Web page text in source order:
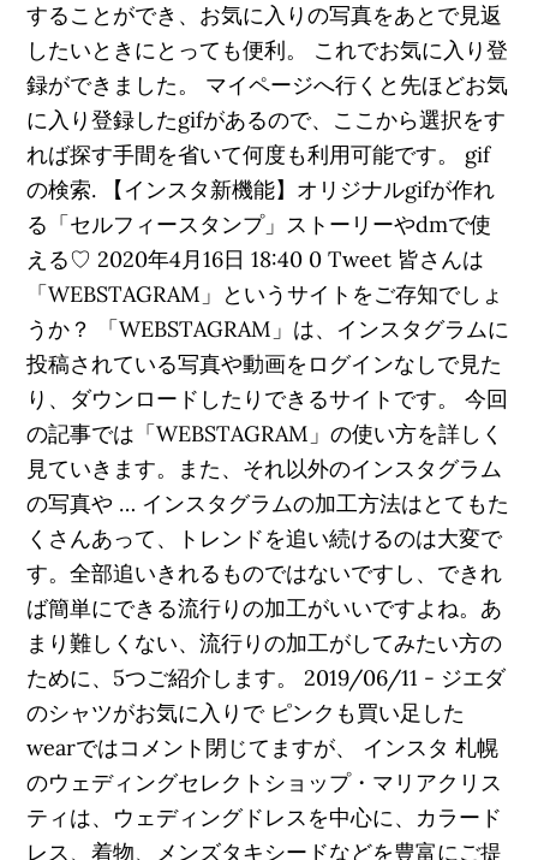
することができ、お気に入りの写真をあとで見返
したいときにとっても便利。 これでお気に入り登
録ができました。 マイページへ行くと先ほどお気
に入り登録したgifがあるので、ここから選択をす
れば探す手間を省いて何度も利用可能です。 gif
の検索. 【インスタ新機能】オリジナルgifが作れ
る「セルフィースタンプ」ストーリーやdmで使
える♡ 2020年4月16日 18:40 0 Tweet 皆さんは
「WEBSTAGRAM」というサイトをご存知でしょ
うか？ 「WEBSTAGRAM」は、インスタグラムに
投稿されている写真や動画をログインなしで見た
り、ダウンロードしたりできるサイトです。 今回
の記事では「WEBSTAGRAM」の使い方を詳しく
見ていきます。また、それ以外のインスタグラム
の写真や … インスタグラムの加工方法はとてもた
くさんあって、トレンドを追い続けるのは大変で
す。全部追いきれるものではないですし、できれ
ば簡単にできる流行りの加工がいいですよね。あ
まり難しくない、流行りの加工がしてみたい方の
ために、5つご紹介します。 2019/06/11 - ジエダ
のシャツがお気に入りで ピンクも買い足した
wearではコメント閉じてますが、 インスタ 札幌
のウェディングセレクトショップ・マリアクリス
ティは、ウェディングドレスを中心に、カラード
レス、着物、メンズタキシードなどを豊富にご提